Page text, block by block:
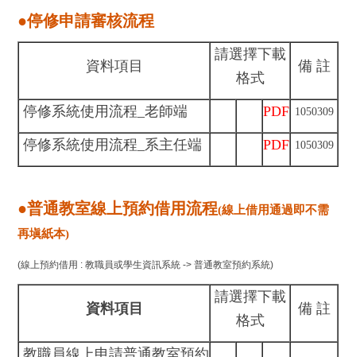
●停修申請審核流程
資料項目
請選擇下載
格式
備 註
停修系統使用流程_老師端 PDF 1050309
停修系統使用流程_系主任端 PDF 1050309
●普通教室線上預約借用流程(線上借用通過即不需
再塡紙本)
(線上預約借用 : 教職員或學生資訊系統 -> 普通教室預約系統)
資料項目
請選擇下載
格式
備 註